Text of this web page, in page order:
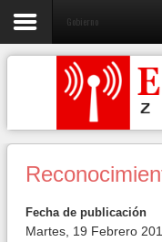
Gobierno
Fecha de publicación
Martes, 19 Febrero